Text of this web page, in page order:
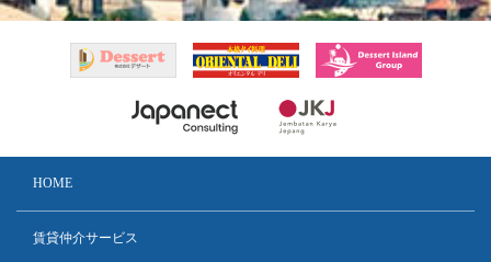
HOME
賃貸仲介サービス